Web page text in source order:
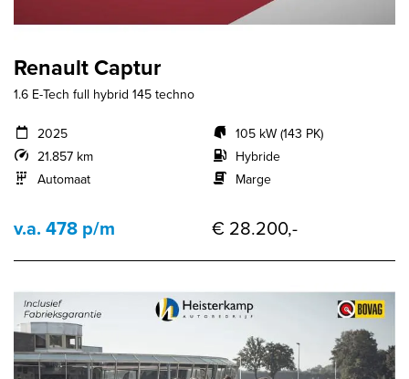
Renault Captur
1.6 E-Tech full hybrid 145 techno
2025
21.857 km
Automaat
105 kW (143 PK)
Hybride
Marge
v.a. 478 p/m € 28.200,-